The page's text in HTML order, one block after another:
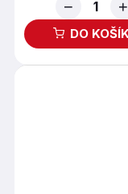
− +
DO